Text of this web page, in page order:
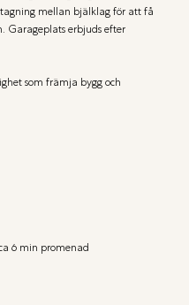
mellan bjälklag för att få
Garageplats erbjuds efter
som främja bygg och
6 min promenad